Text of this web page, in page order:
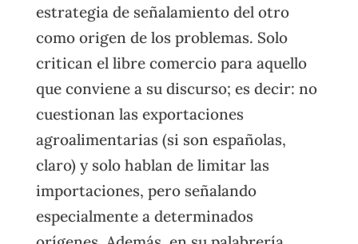
estrategia de señalamiento del otro
como origen de los problemas. Solo
critican el libre comercio para aquello
que conviene a su discurso; es decir: no
cuestionan las exportaciones
agroalimentarias (si son españolas,
claro) y solo hablan de limitar las
importaciones, pero señalando
especialmente a determinados